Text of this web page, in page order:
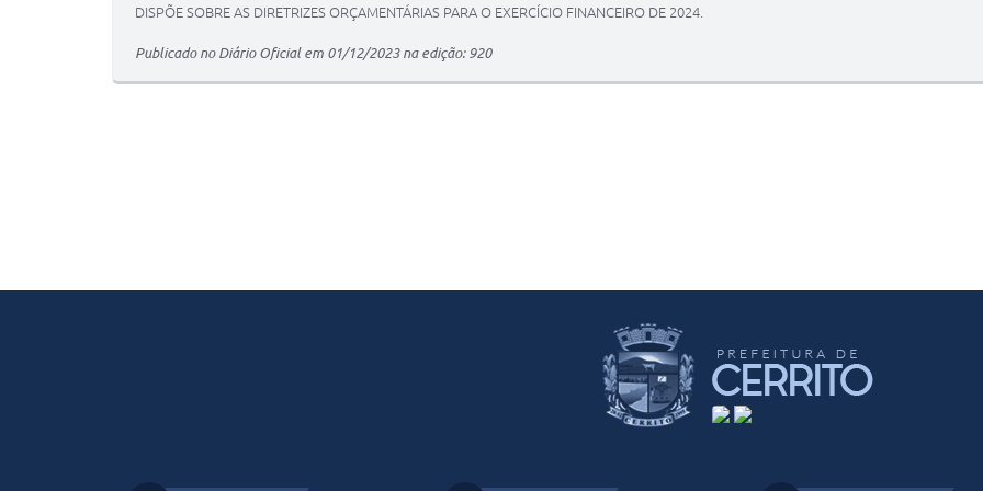
DISPÕE SOBRE AS DIRETRIZES ORÇAMENTÁRIAS PARA O EXERCÍCIO FINANCEIRO DE 2024.
Publicado no Diário Oficial em 01/12/2023 na edição: 920